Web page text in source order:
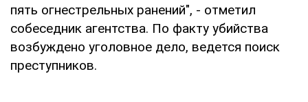
пять огнестрельных ранений", - отметил
собеседник агентства. По факту убийства
возбуждено уголовное дело, ведется поиск
преступников.